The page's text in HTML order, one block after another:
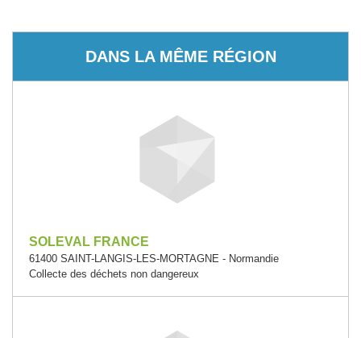
DANS LA MÊME RÉGION
SOLEVAL FRANCE
61400 SAINT-LANGIS-LES-MORTAGNE - Normandie
Collecte des déchets non dangereux